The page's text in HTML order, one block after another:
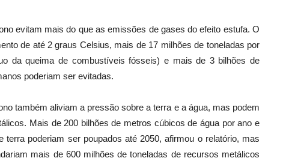
evitam mais do que as emissões de gases do efeito estufa. O
de até 2 graus Celsius, mais de 17 milhões de toneladas por
da queima de combustíveis fósseis) e mais de 3 bilhões de
poderiam ser evitadas.
também aliviam a pressão sobre a terra e a água, mas podem
Mais de 200 bilhões de metros cúbicos de água por ano e
terra poderiam ser poupados até 2050, afirmou o relatório, mas
mais de 600 milhões de toneladas de recursos metálicos